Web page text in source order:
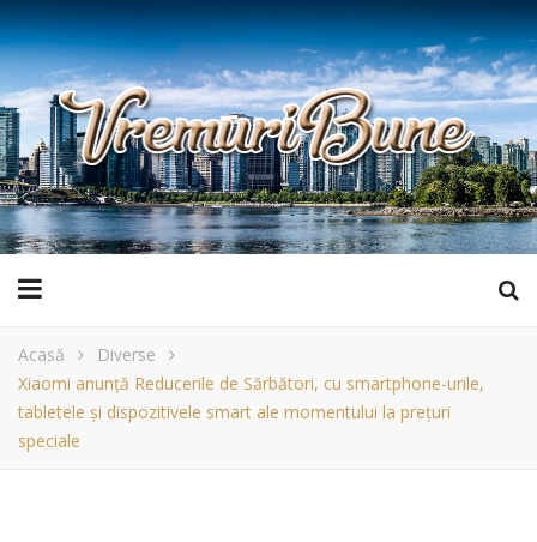
Acasă
Diverse
Xiaomi anunță Reducerile de Sărbători, cu smartphone-urile,
tabletele și dispozitivele smart ale momentului la prețuri
speciale